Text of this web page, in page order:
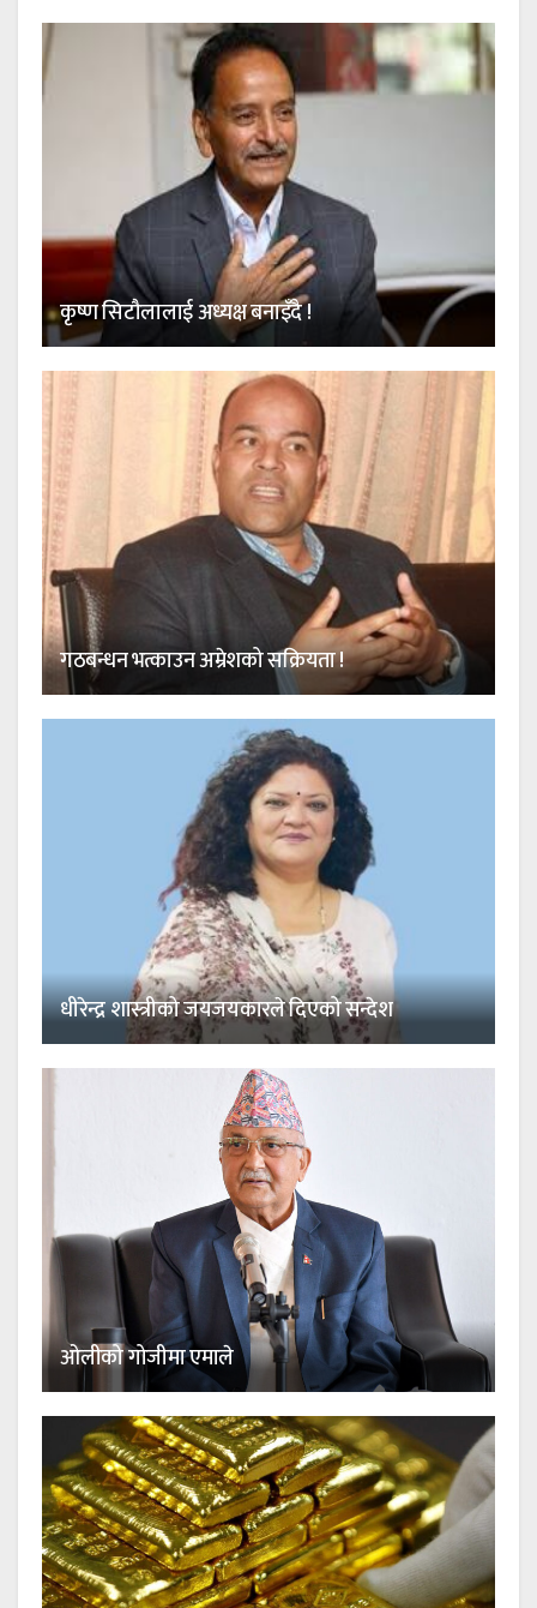
कृष्ण सिटौलालाई अध्यक्ष बनाइँदै !
गठबन्धन भत्काउन अम्रेशको सक्रियता !
धीरेन्द्र शास्त्रीको जयजयकारले दिएको सन्देश
ओलीको गोजीमा एमाले